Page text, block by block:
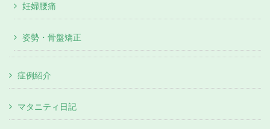
妊婦腰痛
姿勢・骨盤矯正
症例紹介
マタニティ日記